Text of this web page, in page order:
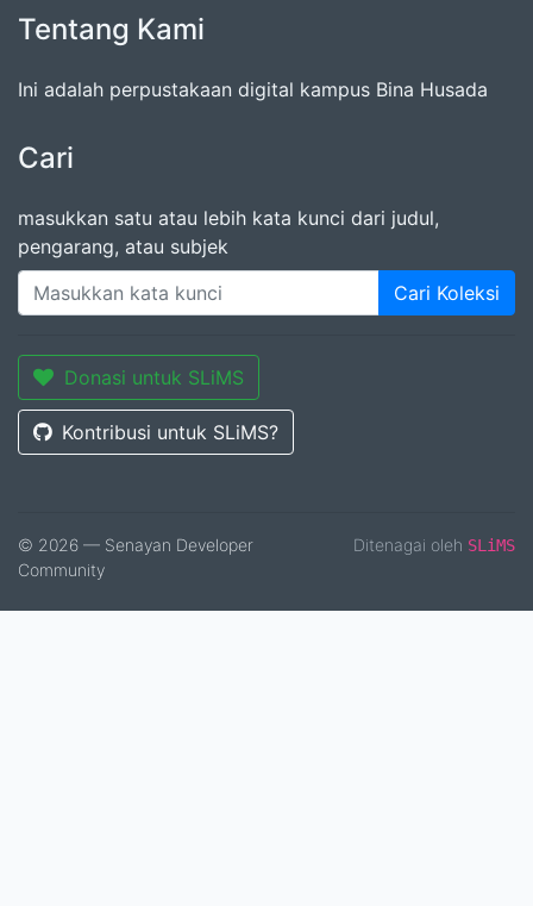
Tentang Kami
Ini adalah perpustakaan digital kampus Bina Husada
Cari
masukkan satu atau lebih kata kunci dari judul,
pengarang, atau subjek
Cari Koleksi
Donasi untuk SLiMS
Kontribusi untuk SLiMS?
© 2026 — Senayan Developer
Community
Ditenagai oleh SLiMS